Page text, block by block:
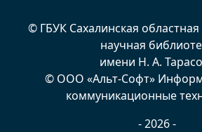
© ГБУК Сахалинская
научная
имени Н. А.
© ООО «Альт-Софт»
коммуникационные
- 2026 -